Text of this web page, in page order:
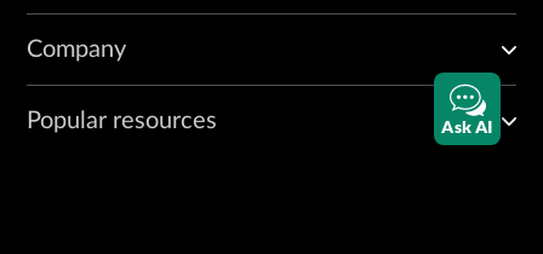
Company
Popular resources Ask AI